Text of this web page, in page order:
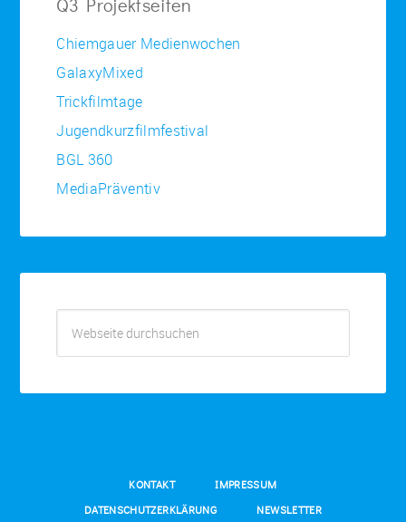
Q3 Projektseiten
Chiemgauer Medienwochen
GalaxyMixed
Trickfilmtage
Jugendkurzfilmfestival
BGL 360
MediaPräventiv
KONTAKT IMPRESSUM
DATENSCHUTZERKLÄRUNG NEWSLETTER